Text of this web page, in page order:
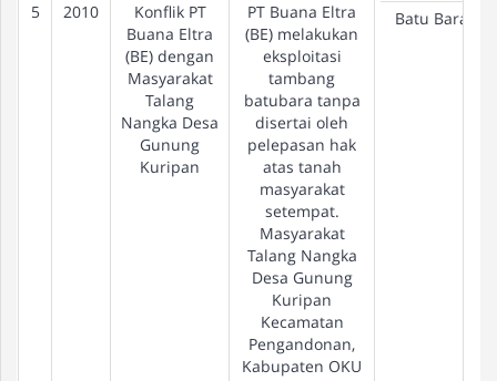
5 2010
Konflik PT
Buana Eltra
(BE) dengan
Masyarakat
Talang
Nangka Desa
Gunung
Kuripan
PT Buana Eltra
(BE) melakukan
eksploitasi
tambang
batubara tanpa
disertai oleh
pelepasan hak
atas tanah
masyarakat
setempat.
Masyarakat
Talang Nangka
Desa Gunung
Kuripan
Kecamatan
Pengandonan,
Kabupaten OKU
Batu Bara